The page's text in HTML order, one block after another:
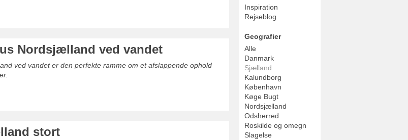
Nordsjælland ved vandet
ved vandet er den perfekte ramme om et afslappende ophold
stort
Inspiration
Rejseblog
Geografier
Alle
Danmark
Sjælland
Kalundborg
København
Køge Bugt
Nordsjælland
Odsherred
Roskilde og omegn
Slagelse